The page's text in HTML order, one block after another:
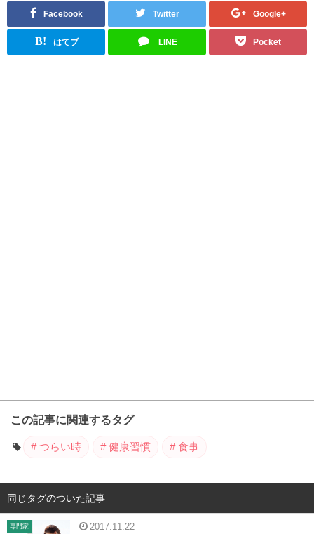
Facebook Twitter Google+
B! はてブ LINE Pocket
この記事に関連するタグ
つらい時 健康習慣 食事
同じタグのついた記事
専門家 2017.11.22